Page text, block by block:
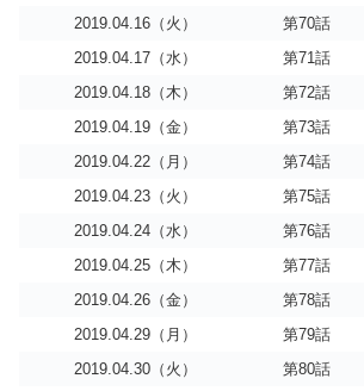
2019.04.16（火）
第70話
2019.04.17（水）
第71話
2019.04.18（木）
第72話
2019.04.19（金）
第73話
2019.04.22（月）
第74話
2019.04.23（火）
第75話
2019.04.24（水）
第76話
2019.04.25（木）
第77話
2019.04.26（金）
第78話
2019.04.29（月）
第79話
2019.04.30（火）
第80話